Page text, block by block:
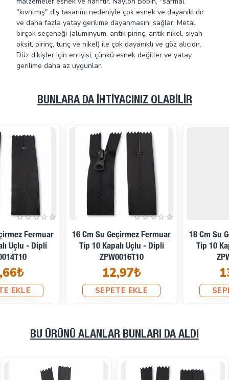
"kıvrılmış" diş tasarımı nedeniyle çok esnek ve dayanıklıdır
ve daha fazla yatay gerilime dayanmasını sağlar. Metal,
birçok seçeneği (alüminyum, antik pirinç, antik nikel, siyah
oksit, pirinç, tunç ve nikel) ile çok dayanıklı ve göz alıcıdır.
Düz dikişler için en iyisi, çünkü esnek değiller ve yatay
gerilime daha az uygunlar.
BUNLARA DA İHTIYACINIZ OLABILIR
18 Cm Su Geçirmez Fermuar
Tip 10 Kapalı Uçlu - Dipli
SEPETE EKLE
20 Cm Su Geçirmez Fermuar
Tip 10 Kapalı Uçlu - Dipli
SEPETE EKLE
BU ÜRÜNÜ ALANLAR BUNLARI DA ALDI